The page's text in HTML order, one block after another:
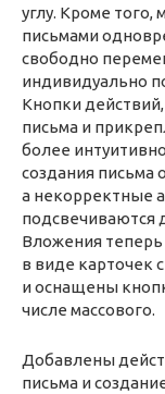
углу. Кроме того,
письмами
свободно
индивидуально
Кнопки
письма и
более
создания письма
а некорректные
подсвечиваются
Вложения
в виде карточек
и оснащены
числе массового.
Добавлены
письма и